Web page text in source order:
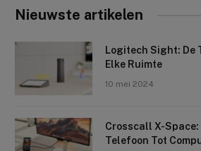
Nieuwste artikelen
Logitech Sight: De
Elke Ruimte
10 mei 2024
Crosscall X-
Telefoon Tot